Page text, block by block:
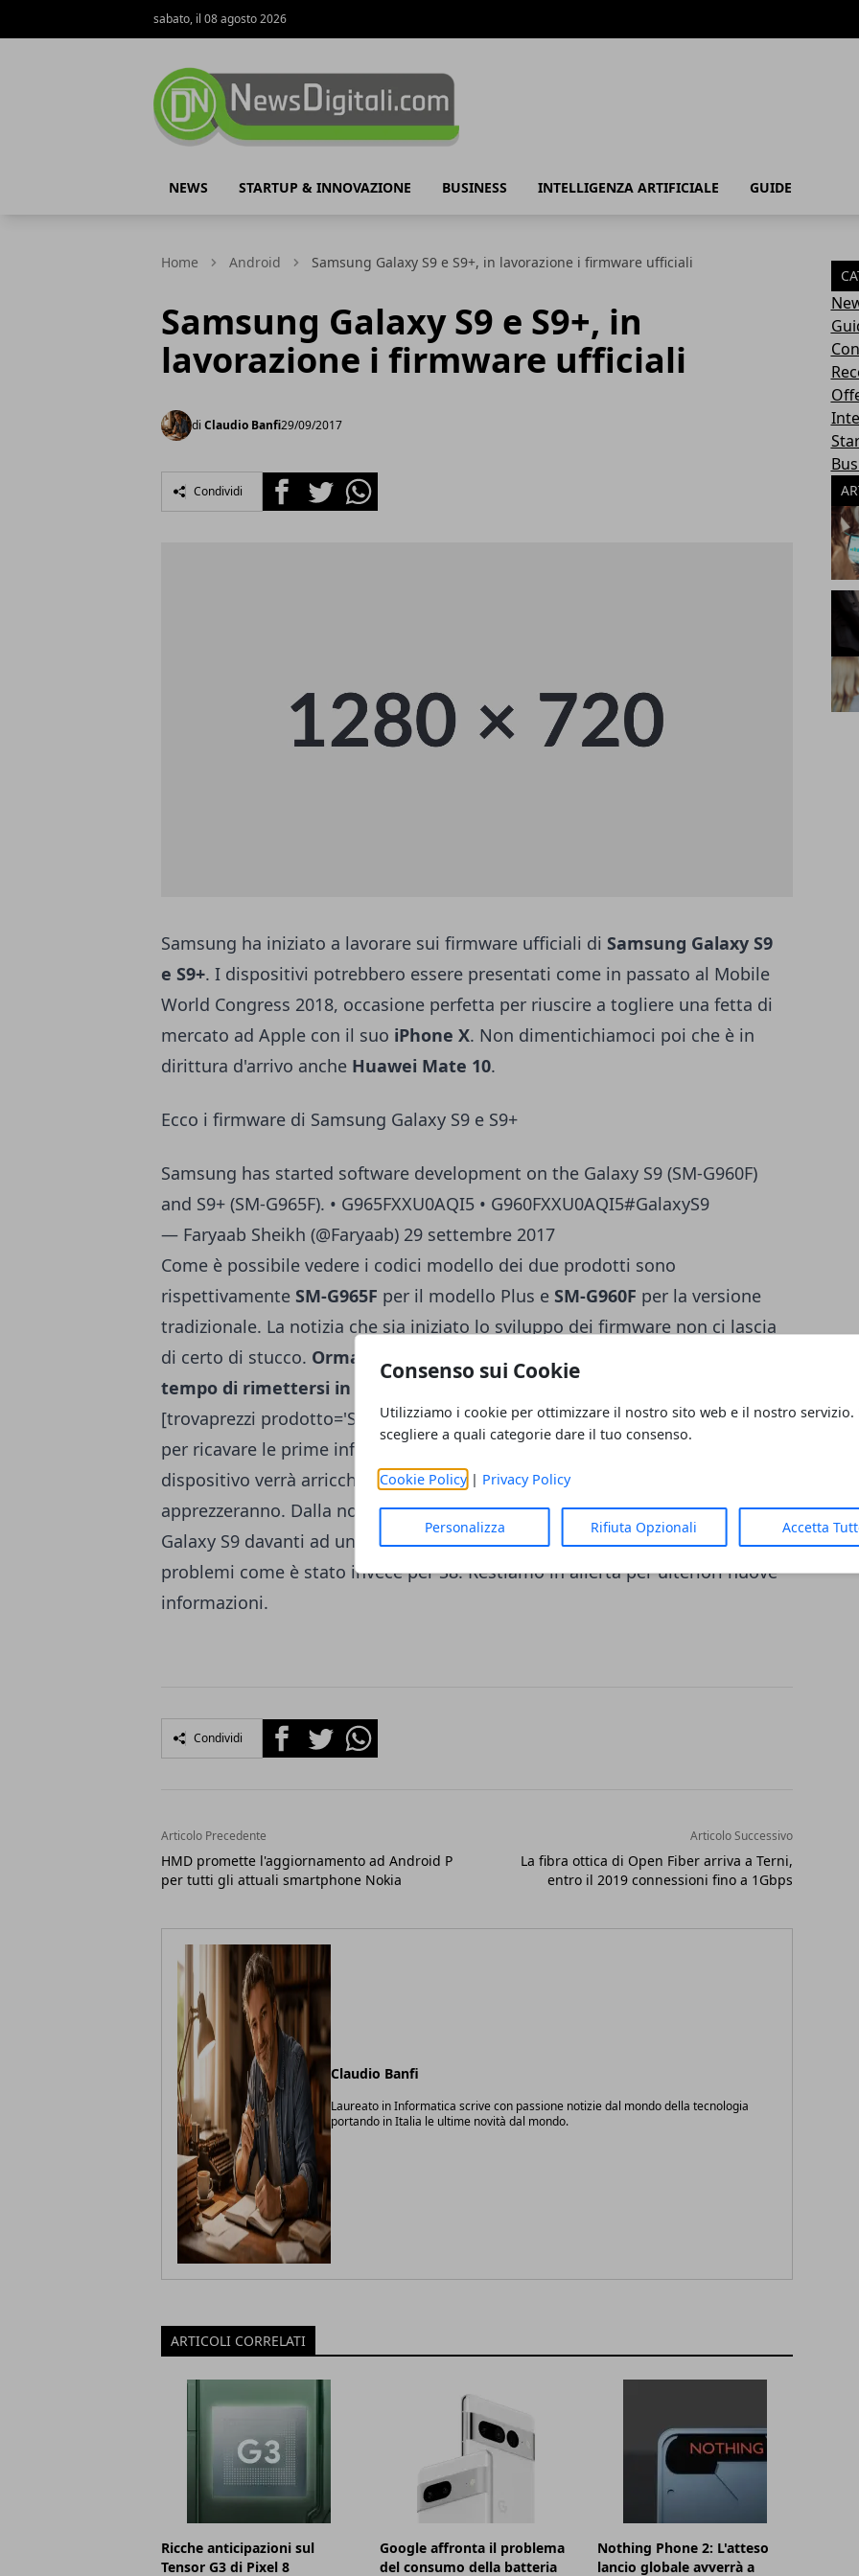
Consenso sui Cookie
Utilizziamo i cookie per ottimizzare il nostro sito web e il nostro servizio.
scegliere a quali categorie dare il tuo consenso.
Cookie Policy| Privacy Policy
Personalizza Rifiuta Opzionali Accetta
sabato, il 08 agosto 2026
NEWS STARTUP & INNOVAZIONE BUSINESS INTELLIGENZA ARTIFICIALE GUIDE
Home Android Samsung Galaxy S9 e S9+, in lavorazione i firmware ufficiali
Samsung Galaxy S9 e S9+, in
lavorazione i firmware ufficiali
di Claudio Banfi29/09/2017
Condividi FacebookTwitterWhatsapp
Samsung ha iniziato a lavorare sui firmware ufficiali di Samsung Galaxy S9
e S9+. I dispositivi potrebbero essere presentati come in passato al Mobile
World Congress 2018, occasione perfetta per riuscire a togliere una fetta di
mercato ad Apple con il suo iPhone X. Non dimentichiamoci poi che è in
dirittura d'arrivo anche Huawei Mate 10.
Ecco i firmware di Samsung Galaxy S9 e S9+
Samsung has started software development on the Galaxy S9 (SM-G960F)
and S9+ (SM-G965F). • G965FXXU0AQI5 • G960FXXU0AQI5#GalaxyS9
— Faryaab Sheikh (@Faryaab) 29 settembre 2017
Come è possibile vedere i codici modello dei due prodotti sono
rispettivamente SM-G965F per il modello Plus e SM-G960F per la versione
tradizionale. La notizia che sia iniziato lo sviluppo dei firmware non ci lascia
di certo di stucco. Ormai Samsung Galaxy Note 8
tempo di rimettersi in carreggiata con un ulteriore top gamma
[trovaprezzi prodotto='Samsung Galaxy Note 8'] Purtroppo è prestissimo
per ricavare le prime informazioni utili. Immaginiamo che comunque il
dispositivo verrà arricchito da corpose novità che gli utenti certamente
apprezzeranno. Dalla nostra speriamo invece di ritrovarci con Samsung
Galaxy S9 davanti ad un
firmware molto più maturoe non pieno di
problemi come è stato invece per S8. Restiamo in allerta per ulteriori nuove
informazioni.
Condividi FacebookTwitterWhatsapp
Articolo Precedente
HMD promette l'aggiornamento ad Android P
per tutti gli attuali smartphone Nokia
Articolo Successivo
La fibra ottica di Open Fiber arriva a Terni,
entro il 2019 connessioni fino a 1Gbps
Claudio Banfi
Laureato in Informatica scrive con passione notizie dal mondo della tecnologia
portando in Italia le ultime novità dal mondo.
ARTICOLI CORRELATI
Ricche anticipazioni sul
Tensor G3 di Pixel 8
Google affronta il problema
del consumo della batteria
Nothing Phone 2: L'atteso
lancio globale avverrà a